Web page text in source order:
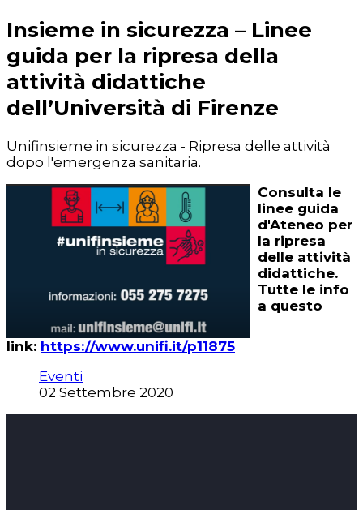
Insieme in sicurezza – Linee
guida per la ripresa della
attività didattiche
dell’Università di Firenze
Unifinsieme in sicurezza - Ripresa delle attività
dopo l'emergenza sanitaria.
Consulta le
linee guida
d'Ateneo per
la ripresa
delle attività
didattiche.
Tutte le info
a questo
link: https://www.unifi.it/p11875
Eventi
02 Settembre 2020